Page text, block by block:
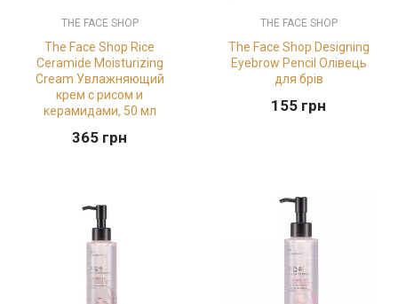
THE FACE SHOP
The Face Shop Rice
Ceramide Moisturizing
Cream Увлажняющий
крем с рисом и
керамидами, 50 мл
365 грн
THE FACE SHOP
The Face Shop Designing
Eyebrow Pencil Олівець
для брів
155 грн